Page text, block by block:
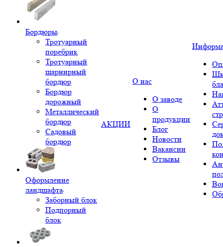
Бордюры
Тротуарный
поребрик
Тротуарный
шарнирный
бордюр
Бордюр
дорожный
Металлический
бордюр
Садовый
бордюр
Оформление
ландшафта
Заборный блок
Подпорный
блок
АКЦИИ
О нас
О заводе
О
продукции
Блог
Новости
Вакансии
Отзывы